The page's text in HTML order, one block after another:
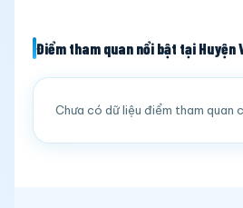
Điểm tham quan nổi bật tại Huyện
Chưa có dữ liệu điểm tham quan